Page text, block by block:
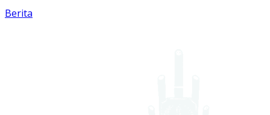
Berita